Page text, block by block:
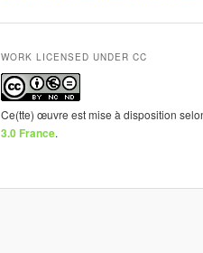
WORK LICENSED UNDER CC
Ce(tte) œuvre est mise à disposition
3.0 France.